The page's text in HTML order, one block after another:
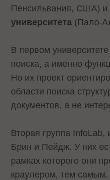
Пенсильвания, США) и
университета (Пало-
В первом
поиска, а именно
Но их проект
области поиска
документов, а не
Вторая группа InfoLab,
Брин и Пейдж. У них
рамках которого они
краулером, тем самым,